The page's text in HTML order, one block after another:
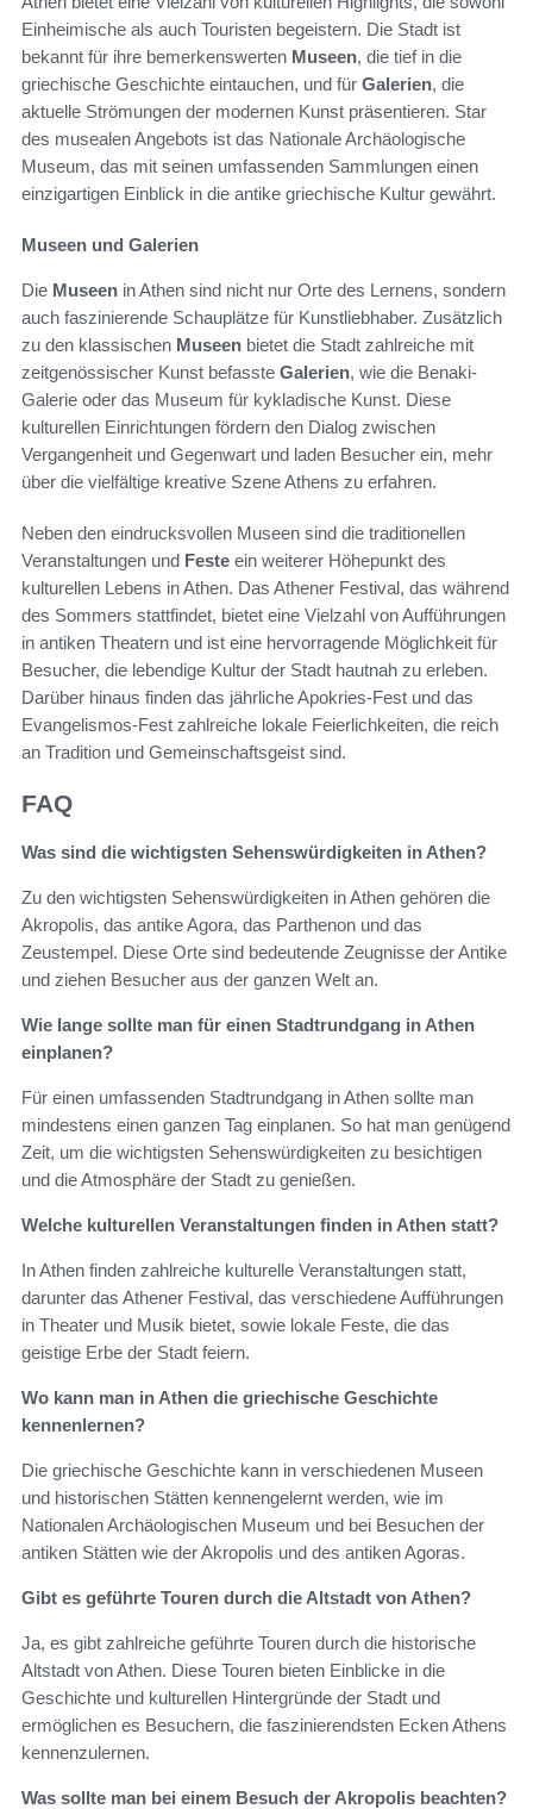
Einheimische als auch Touristen begeistern. Die Stadt ist
bekannt für ihre bemerkenswerten Museen, die tief in die
griechische Geschichte eintauchen, und für Galerien, die
aktuelle Strömungen der modernen Kunst präsentieren. Star
des musealen Angebots ist das Nationale Archäologische
Museum, das mit seinen umfassenden Sammlungen einen
einzigartigen Einblick in die antike griechische Kultur gewährt.
Museen und Galerien
Die Museen in Athen sind nicht nur Orte des Lernens, sondern
auch faszinierende Schauplätze für Kunstliebhaber. Zusätzlich
zu den klassischen Museen bietet die Stadt zahlreiche mit
zeitgenössischer Kunst befasste Galerien, wie die Benaki-
Galerie oder das Museum für kykladische Kunst. Diese
kulturellen Einrichtungen fördern den Dialog zwischen
Vergangenheit und Gegenwart und laden Besucher ein, mehr
über die vielfältige kreative Szene Athens zu erfahren.
Neben den eindrucksvollen Museen sind die traditionellen
Veranstaltungen und Feste ein weiterer Höhepunkt des
kulturellen Lebens in Athen. Das Athener Festival, das während
des Sommers stattfindet, bietet eine Vielzahl von Aufführungen
in antiken Theatern und ist eine hervorragende Möglichkeit für
Besucher, die lebendige Kultur der Stadt hautnah zu erleben.
Darüber hinaus finden das jährliche Apokries-Fest und das
Evangelismos-Fest zahlreiche lokale Feierlichkeiten, die reich
an Tradition und Gemeinschaftsgeist sind.
FAQ
Was sind die wichtigsten Sehenswürdigkeiten in Athen?
Zu den wichtigsten Sehenswürdigkeiten in Athen gehören die
Akropolis, das antike Agora, das Parthenon und das
Zeustempel. Diese Orte sind bedeutende Zeugnisse der Antike
und ziehen Besucher aus der ganzen Welt an.
Wie lange sollte man für einen Stadtrundgang in Athen
einplanen?
Für einen umfassenden Stadtrundgang in Athen sollte man
mindestens einen ganzen Tag einplanen. So hat man genügend
Zeit, um die wichtigsten Sehenswürdigkeiten zu besichtigen
und die Atmosphäre der Stadt zu genießen.
Welche kulturellen Veranstaltungen finden in Athen statt?
In Athen finden zahlreiche kulturelle Veranstaltungen statt,
darunter das Athener Festival, das verschiedene Aufführungen
in Theater und Musik bietet, sowie lokale Feste, die das
geistige Erbe der Stadt feiern.
Wo kann man in Athen die griechische Geschichte
kennenlernen?
Die griechische Geschichte kann in verschiedenen Museen
und historischen Stätten kennengelernt werden, wie im
Nationalen Archäologischen Museum und bei Besuchen der
antiken Stätten wie der Akropolis und des antiken Agoras.
Gibt es geführte Touren durch die Altstadt von Athen?
Ja, es gibt zahlreiche geführte Touren durch die historische
Altstadt von Athen. Diese Touren bieten Einblicke in die
Geschichte und kulturellen Hintergründe der Stadt und
ermöglichen es Besuchern, die faszinierendsten Ecken Athens
kennenzulernen.
Was sollte man bei einem Besuch der Akropolis beachten?